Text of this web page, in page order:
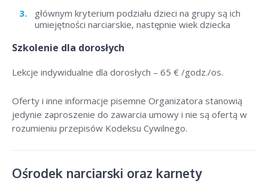
głównym kryterium podziału dzieci na grupy są ich
umiejętności narciarskie, następnie wiek dziecka
Szkolenie dla dorosłych
Lekcje indywidualne dla dorosłych – 65 € /godz./os.
Oferty i inne informacje pisemne Organizatora stanowią
jedynie zaproszenie do zawarcia umowy i nie są ofertą w
rozumieniu przepisów Kodeksu Cywilnego.
Ośrodek narciarski oraz karnety